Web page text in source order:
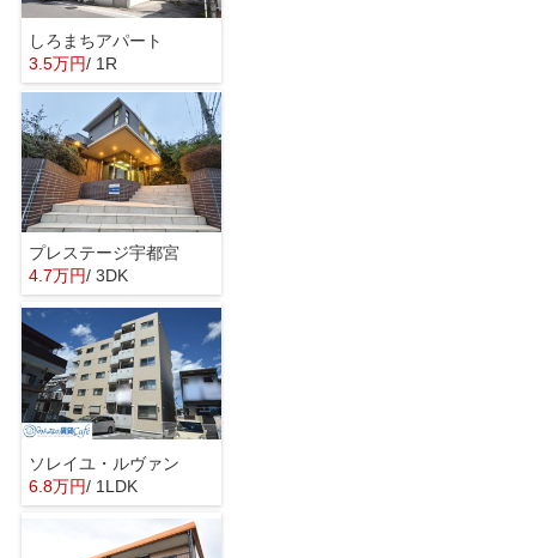
しろまちアパート
3.5万円/ 1R
プレステージ宇都宮
4.7万円/ 3DK
ソレイユ・ルヴァン
6.8万円/ 1LDK